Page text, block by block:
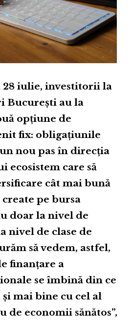
28 iulie, investitorii la
București au la
opțiune de
fix: obligațiunile
un nou pas în direcția
ecosistem care să
cât mai bună
pe bursa
doar la nivel de
nivel de clase de
să vedem, astfel,
finanțare a
se îmbină din ce
mai bine cu cel al
economii sănătos”,